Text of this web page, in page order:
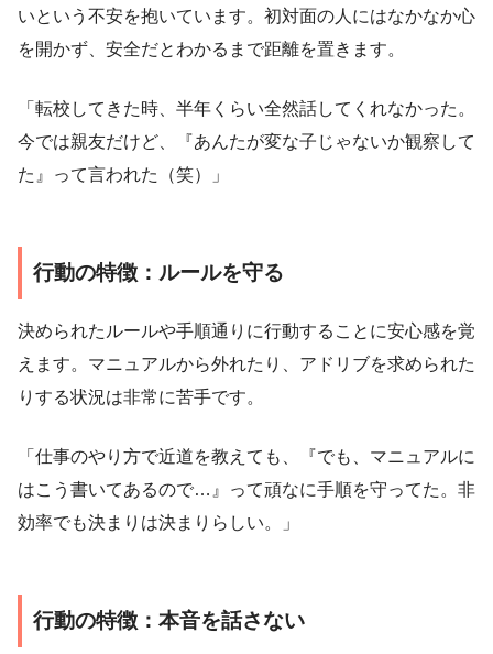
いという不安を抱いています。初対面の人にはなかなか心
を開かず、安全だとわかるまで距離を置きます。
「転校してきた時、半年くらい全然話してくれなかった。
今では親友だけど、『あんたが変な子じゃないか観察して
た』って言われた（笑）」
行動の特徴：ルールを守る
決められたルールや手順通りに行動することに安心感を覚
えます。マニュアルから外れたり、アドリブを求められた
りする状況は非常に苦手です。
「仕事のやり方で近道を教えても、『でも、マニュアルに
はこう書いてあるので…』って頑なに手順を守ってた。非
効率でも決まりは決まりらしい。」
行動の特徴：本音を話さない